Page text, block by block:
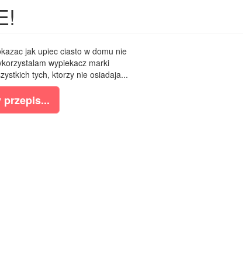
jak upiec ciasto w domu nie
wypiekacz marki
tych, ktorzy nie osiadaja...
przepis...